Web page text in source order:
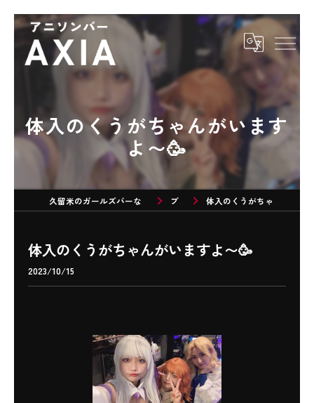
体入のくうがちゃんがいます
よ〜🥳
ブログ 体入のくうがちゃんがいますよ〜🥳
体入のくうがちゃんがいますよ〜🥳
2023/10/15